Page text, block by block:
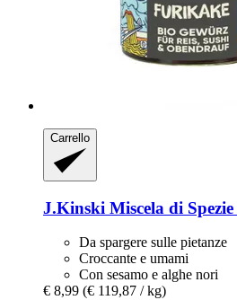
Carrello
J.Kinski Miscela di
Da spargere sulle pietanze
Croccante e umami
Con sesamo e alghe nori
€ 8,99 (€ 119,87 / kg)